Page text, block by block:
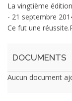
La vingtième
- 21 septembre
Ce fut une
DOCUMENTS
Aucun document